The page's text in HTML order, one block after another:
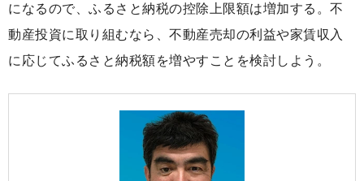
になるので、ふるさと納税の控除上限額は増加する。不
動産投資に取り組むなら、不動産売却の利益や家賃収入
に応じてふるさと納税額を増やすことを検討しよう。